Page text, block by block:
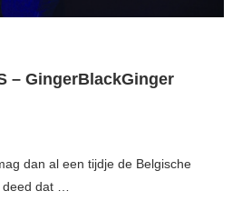
– GingerBlackGinger
dan al een tijdje de Belgische
deed dat …